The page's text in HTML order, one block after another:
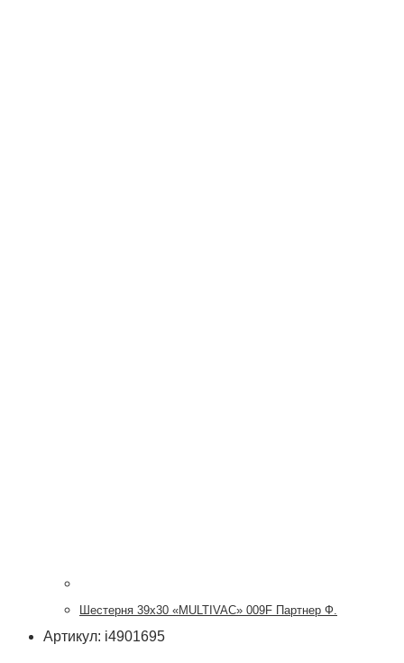
Шестерня 39х30 «MULTIVAC» 009F Партнер Ф.
Артикул: i4901695